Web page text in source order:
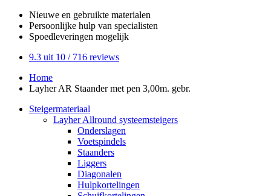
Nieuwe en gebruikte materialen
Persoonlijke hulp van specialisten
Spoedleveringen mogelijk
9.3 uit 10 / 716 reviews
Home
Layher AR Staander met pen 3,00m. gebr.
Steigermateriaal
Layher Allround systeemsteigers
Onderslagen
Voetspindels
Staanders
Liggers
Diagonalen
Hulpkortelingen